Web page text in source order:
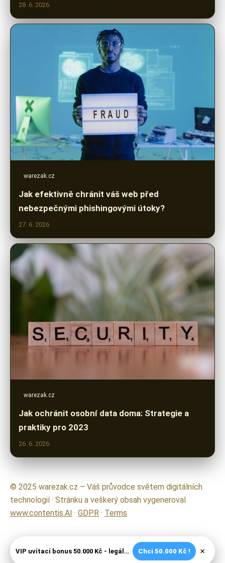
28. 6. 2026
warezak.cz
Jak efektivně chránit váš web před
nebezpečnými phishingovými útoky?
27. 6. 2026
warezak.cz
Jak ochránit osobní data doma: Strategie a
praktiky pro 2023
26. 6. 2026
© 2025 warezak.cz – Váš průvodce světem digitálních
technologií · Stránku a veškerý obsah vygeneroval
www.contentis.AI · GDPR · Terms
VIP uvítací bonus 50.000 Kč - legální české kasíno Chci 50.000 Kč ! ×